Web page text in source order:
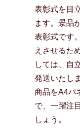
表彰式を目
ます。景品
表彰式です
えさせるた
しては、自
発送いたし
商品をA4パ
で、一躍注
しょう。